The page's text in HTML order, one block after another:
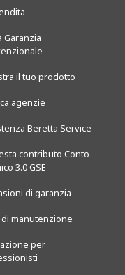
Garanzia
il tuo prodotto
agenzie
Beretta Service
contributo Conto
3.0 GSE
di garanzia
di manutenzione
per